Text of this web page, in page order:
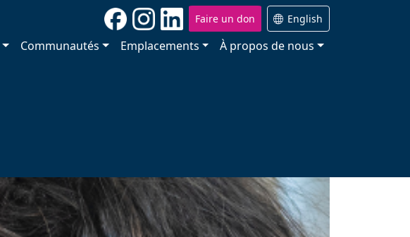
Faire un don English
Communautés Emplacements À propos de nous